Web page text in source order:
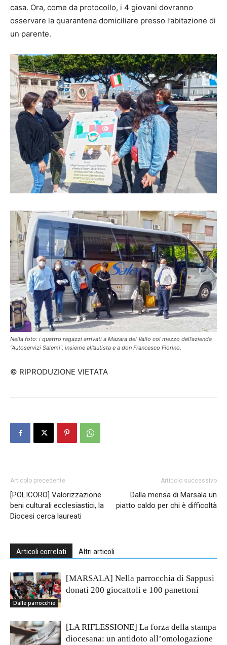
casa. Ora, come da protocollo, i 4 giovani dovranno
osservare la quarantena domiciliare presso l’abitazione di
un parente.
Nella foto: i quattro ragazzi arrivati a Mazara del Vallo col mezzo dell’azienda
“Autoservizi Salemi”, insieme all’autista e a don Francesco Fiorino.
© RIPRODUZIONE VIETATA
Articolo precedente
[POLICORO] Valorizzazione
beni culturali ecclesiastici, la
Diocesi cerca laureati
Articolo successivo
Dalla mensa di Marsala un
piatto caldo per chi è difficoltà
Articoli correlati Altri articoli
Dalle parrocchie
[MARSALA] Nella parrocchia di Sappusi
donati 200 giocattoli e 100 panettoni
[LA RIFLESSIONE] La forza della stampa
diocesana: un antidoto all’omologazione